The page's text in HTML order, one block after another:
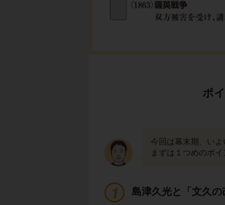
ポ
今回は幕末期、い
まずは１つめのポ
島津久光と「文久の